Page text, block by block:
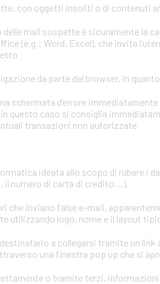
con oggetti insoliti o di contenuti
delle mail sospette è sicuramente
(e.g.: Word, Excel), che invita
da parte del browser, in
schermata d’errore
questo caso si consiglia
transazioni non autorizzate
ideata allo scopo di rubare i
il numero di carta di credito,...).
che inviano false e-mail,
utilizzando logo, nome e il layout
a collegarsi tramite un
una finestra pop up che si
o tramite terzi,